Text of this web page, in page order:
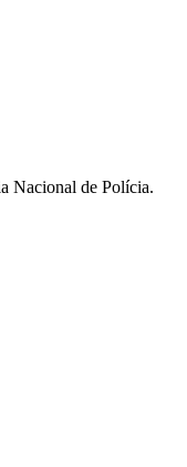
Nacional de Polícia.